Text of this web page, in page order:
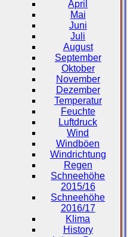
April
Mai
Juni
Juli
August
September
Oktober
November
Dezember
Temperatur
Feuchte
Luftdruck
Wind
Windböen
Windrichtung
Regen
Schneehöhe
2015/16
Schneehöhe
2016/17
Klima
History